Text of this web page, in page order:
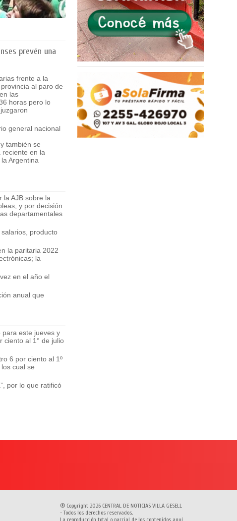
prevén una
frente a la
al paro de
las
horas pero lo
general nacional
también se
en la
Argentina
la AJB sobre la
y por decisión
departamentales
producto
la paritaria 2022
la
en el año el
anual que
para este jueves y
ciento al 1° de julio
6 por ciento al 1º
cual se
por lo que ratificó
® Copyright 2026 CENTRAL DE NOTICIAS VILLA GESELL
- Todos los derechos reservados.
La reproducción total o parcial de los contenidos aquí